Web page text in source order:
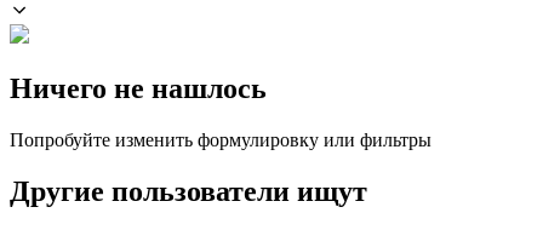
Ничего не нашлось
Попробуйте изменить формулировку или фильтры
Другие пользователи ищут